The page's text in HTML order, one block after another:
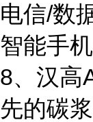
电信/数
智能手机
8、汉高
先的碳